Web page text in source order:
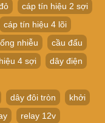
cáp tín hiệu 2 sợi
cáp tín hiệu 4 lõi
nhiễu
cầu đấu
4 sợi
dây điện
dây đôi tròn
khởi
relay 12v